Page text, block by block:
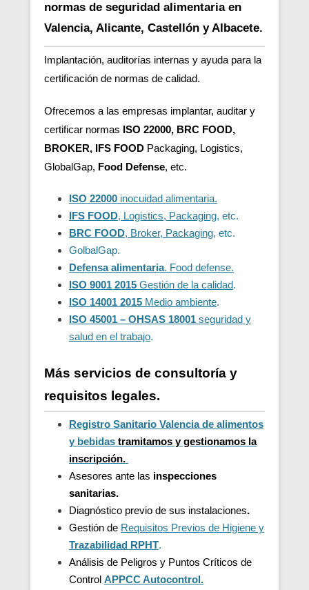
normas de seguridad alimentaria en
Valencia, Alicante, Castellón y Albacete.
Implantación, auditorías internas y ayuda para la
certificación de normas de calidad.
Ofrecemos a las empresas implantar, auditar y
certificar normas ISO 22000, BRC FOOD,
BROKER, IFS FOOD Packaging, Logistics,
GlobalGap, Food Defense, etc.
ISO 22000 inocuidad alimentaria.
IFS FOOD, Logistics, Packaging, etc.
BRC FOOD, Broker, Packaging, etc.
GolbalGap.
Defensa alimentaria. Food defense.
ISO 9001 2015 Gestión de la calidad.
ISO 14001 2015 Medio ambiente.
ISO 45001 – OHSAS 18001 seguridad y
salud en el trabajo.
Más servicios de consultoría y
requisitos legales.
Registro Sanitario Valencia de alimentos
y bebidas tramitamos y gestionamos la
inscripción.
Asesores ante las inspecciones
sanitarias.
Diagnóstico previo de sus instalaciones.
Gestión de Requisitos Previos de Higiene y
Trazabilidad RPHT.
Análisis de Peligros y Puntos Críticos de
Control APPCC Autocontrol.